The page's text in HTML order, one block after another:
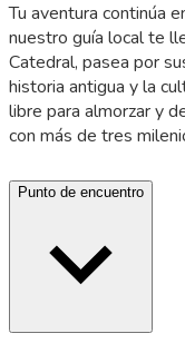
Tu aventura continúa
nuestro guía local te
Catedral, pasea por
historia antigua y la
libre para almorzar y
con más de tres
Punto de encuentro